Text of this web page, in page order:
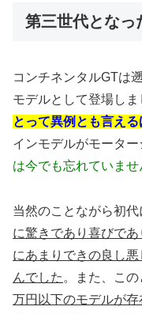
第三世代となっ
コンチネンタルGTは
モデルとして登場しま
とって異例とも言え
インモデルがモータ
は今でも忘れていませ
当然のことながら初代
に驚きであり喜びで
にあまりできの良し
んでした 。また、こ
万円以下のモデルが